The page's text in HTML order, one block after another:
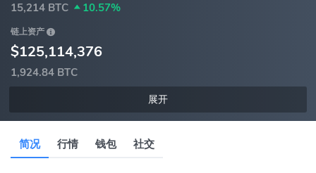
15,214 BTC 10.57%
链上资产
$125,114,376
1,924.84 BTC
展开
简况 行情 钱包 社交